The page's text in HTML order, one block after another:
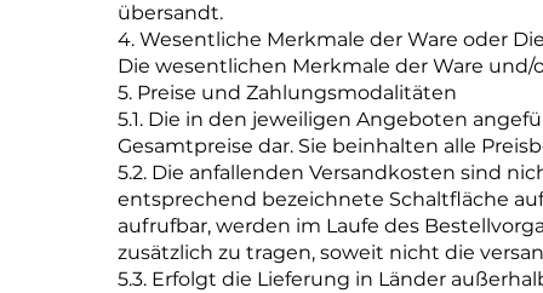
übersandt.
4. Wesentliche Merkmale der Ware oder
Die wesentlichen Merkmale der Ware
5. Preise und Zahlungsmodalitäten
5.1. Die in den jeweiligen Angeboten
Gesamtpreise dar. Sie beinhalten alle
5.2. Die anfallenden Versandkosten sind
entsprechend bezeichnete Schaltfläche
aufrufbar, werden im Laufe des
zusätzlich zu tragen, soweit nicht die
5.3. Erfolgt die Lieferung in Länder